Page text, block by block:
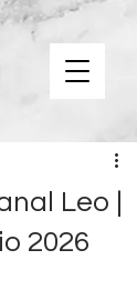
Leo |
2026